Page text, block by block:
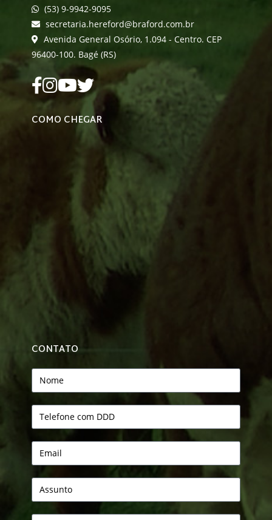
(53) 9-9942-9095
secretaria.hereford@braford.com.br
Avenida General Osório, 1.094 - Centro. CEP
96400-100. Bagé (RS)
COMO CHEGAR
CONTATO